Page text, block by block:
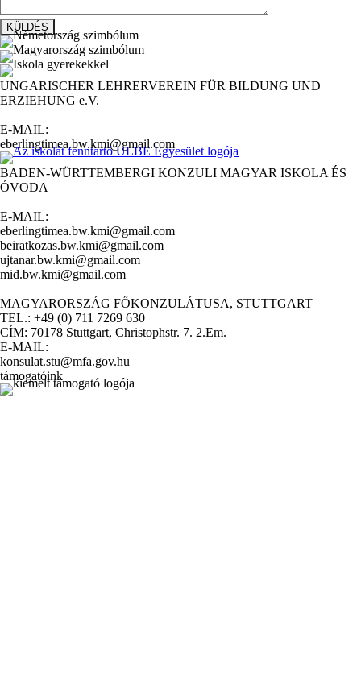
UNGARISCHER LEHRERVEREIN FÜR BILDUNG UND
ERZIEHUNG e.V.
E-MAIL:
eberlingtimea.bw.kmi@gmail.com
BADEN-WÜRTTEMBERGI KONZULI MAGYAR ISKOLA ÉS
ÓVODA
E-MAIL:
eberlingtimea.bw.kmi@gmail.com
beiratkozas.bw.kmi@gmail.com
ujtanar.bw.kmi@gmail.com
mid.bw.kmi@gmail.com
MAGYARORSZÁG FŐKONZULÁTUSA, STUTTGART
TEL.: +49 (0) 711 7269 630
CÍM: 70178 Stuttgart, Christophstr. 7. 2.Em.
E-MAIL:
konsulat.stu@mfa.gov.hu
támogatóink